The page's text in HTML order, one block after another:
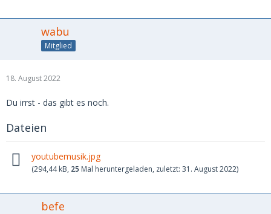
wabu
Mitglied
18. August 2022
Du irrst - das gibt es noch.
Dateien
youtubemusik.jpg
(294,44 kB, 25 Mal heruntergeladen, zuletzt: 31. August 2022)
befe